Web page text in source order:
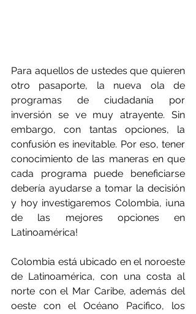
Para aquellos de ustedes que quieren
otro pasaporte, la nueva ola de
programas de ciudadanía por
inversión se ve muy atrayente. Sin
embargo, con tantas opciones, la
confusión es inevitable. Por eso, tener
conocimiento de las maneras en que
cada programa puede beneficiarse
debería ayudarse a tomar la decisión
y hoy investigaremos Colombia, ¡una
de las mejores opciones en
Latinoamérica!
Colombia está ubicado en el noroeste
de Latinoamérica, con una costa al
norte con el Mar Caribe, además del
oeste con el Océano Pacifico, los